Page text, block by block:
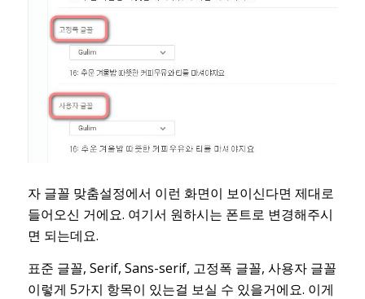
자 글꼴 맞춤설정에서 이런 화면이 보이신다면 제대로
들어오신 거에요. 여기서 원하시는 폰트로 변경해주시
면 되는데요.
표준 글꼴, Serif, Sans-serif, 고정폭 글꼴, 사용자 글꼴
이렇게 5가지 항목이 있는걸 보실 수 있을거에요. 이게